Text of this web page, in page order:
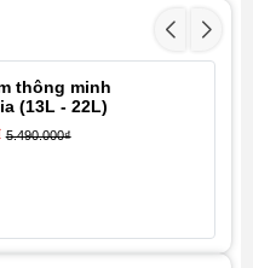
thông minh
(13L - 22L)
5.490.000₫